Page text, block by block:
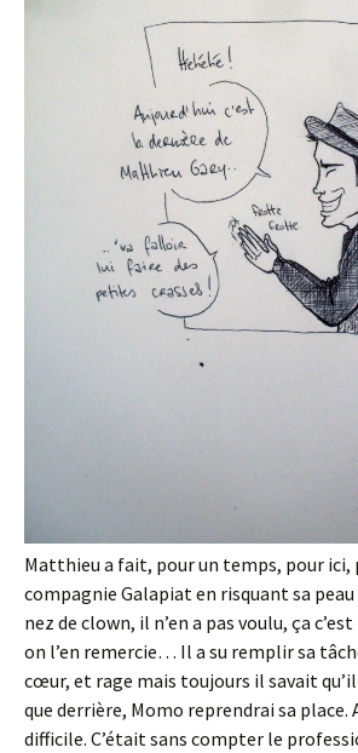
Matthieu a fait, pour un temps, pour ici,
compagnie Galapiat en risquant sa
nez de clown, il n’en a pas voulu, ça
on l’en remercie… Il a su remplir sa
cœur, et rage mais toujours il savait
que derrière, Momo reprendrai sa place.
difficile. C’était sans compter le